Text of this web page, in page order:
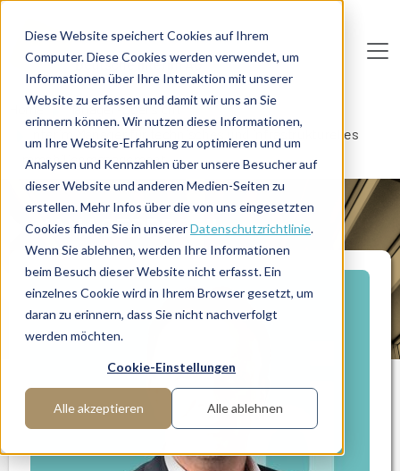
Diese Website speichert Cookies auf Ihrem
Computer. Diese Cookies werden verwendet, um
Informationen über Ihre Interaktion mit unserer
Website zu erfassen und damit wir uns an Sie
erinnern können. Wir nutzen diese Informationen,
um Ihre Website-Erfahrung zu optimieren und um
Analysen und Kennzahlen über unsere Besucher auf
dieser Website und anderen Medien-Seiten zu
erstellen. Mehr Infos über die von uns eingesetzten
Cookies finden Sie in unsererDatenschutzrichtlinie.
Wenn Sie ablehnen, werden Ihre Informationen
beim Besuch dieser Website nicht erfasst. Ein
einzelnes Cookie wird in Ihrem Browser gesetzt, um
daran zu erinnern, dass Sie nicht nachverfolgt
werden möchten.
Cookie-Einstellungen
Alle akzeptieren Alle ablehnen
Deutsc he InterimAG
Home
Manager-Übersicht
Interim Manager für technisches und infrastrukturelles
Immobilienmanagement
MANAGERPROFIL